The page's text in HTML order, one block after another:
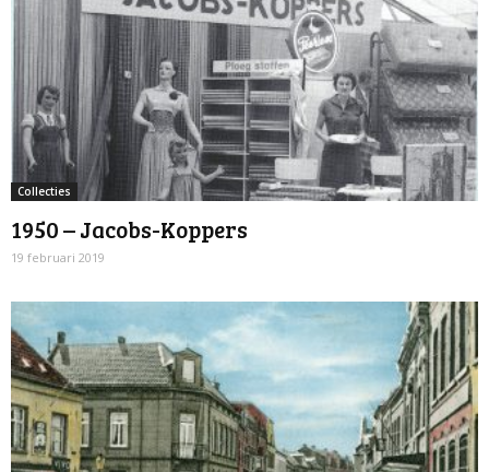
Collecties
1950 – Jacobs-Koppers
19 februari 2019